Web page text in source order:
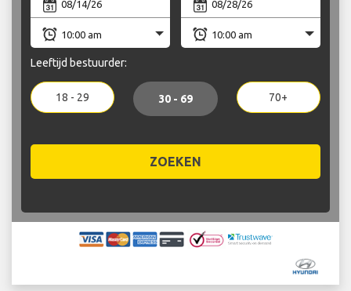
Leeftijd bestuurder:
18 - 29 30 - 69 70+
ZOEKEN